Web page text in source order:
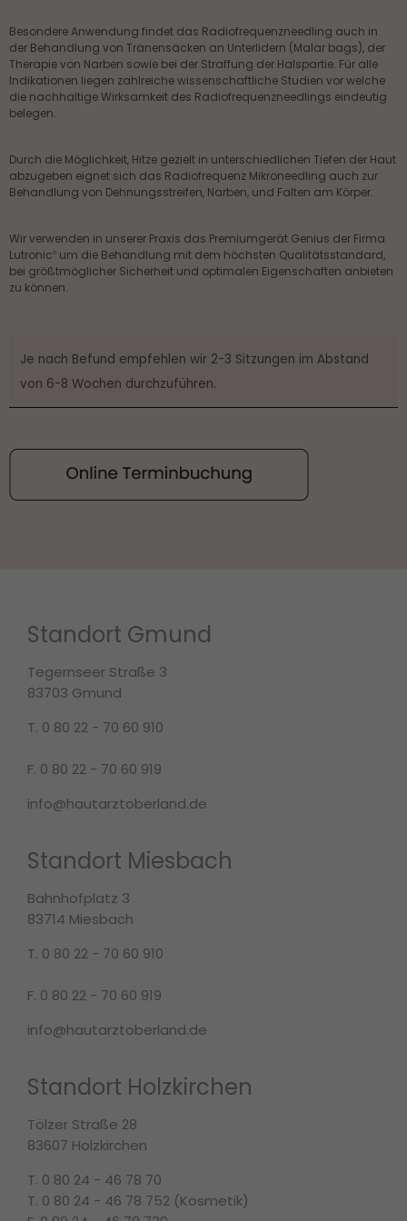
About us
Lorem ipsum dolor sit amet, consectetuer
adipiscing elit.
Aenean commodo ligula eget dolor. Aenean
dis parturient montes, nascetur ridiculus mus.
Donec quam felis, ultricies nec.
Besondere Anwendung findet das Radiofrequenzneedling auch in
der Behandlung von Tränensäcken an Unterlidern (Malar bags), der
Therapie von Narben sowie bei der Straffung der Halspartie. Für alle
Indikationen liegen zahlreiche wissenschaftliche Studien vor welche
die nachhaltige Wirksamkeit des Radiofrequenzneedlings eindeutig
belegen.
Durch die Möglichkeit, Hitze gezielt in unterschiedlichen Tiefen der Haut
abzugeben eignet sich das Radiofrequenz Mikroneedling auch zur
Behandlung von Dehnungsstreifen, Narben, und Falten am Körper.
Wir verwenden in unserer Praxis das Premiumgerät Genius der Firma
Lutronic ®
um die Behandlung mit dem höchsten Qualitätsstandard,
bei größtmöglicher Sicherheit und optimalen Eigenschaften anbieten
zu können.
Je nach Befund empfehlen wir 2-3 Sitzungen im Abstand
von 6-8 Wochen durchzuführen.
Standort Gmund
Tegernseer Straße 3
83703 Gmund
T. 0 80 22 - 70 60 910
F. 0 80 22 - 70 60 919
info@hautarztoberland.de
Standort Miesbach
Bahnhofplatz 3
83714 Miesbach
T. 0 80 22 - 70 60 910
F. 0 80 22 - 70 60 919
info@hautarztoberland.de
Standort Holzkirchen
Tölzer Straße 28
83607 Holzkirchen
T. 0 80 24 - 46 78 70
T. 0 80 24 - 46 78 752 (Kosmetik)